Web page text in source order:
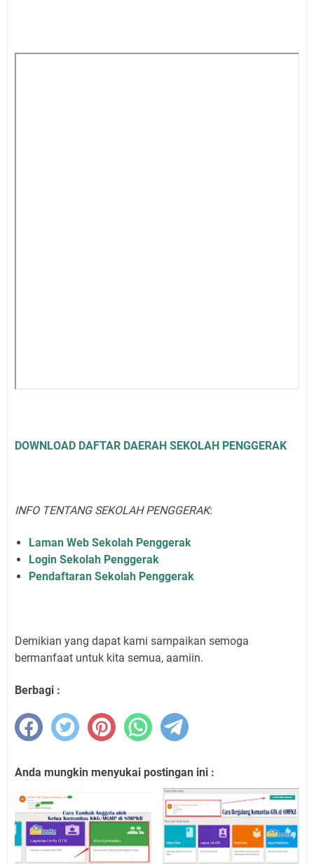
DOWNLOAD DAFTAR DAERAH SEKOLAH PENGGERAK
INFO TENTANG SEKOLAH PENGGERAK:
Laman Web Sekolah Penggerak
Login Sekolah Penggerak
Pendaftaran Sekolah Penggerak
Demikian yang dapat kami sampaikan semoga
bermanfaat untuk kita semua, aamiin.
Berbagi :
Anda mungkin menyukai postingan ini :